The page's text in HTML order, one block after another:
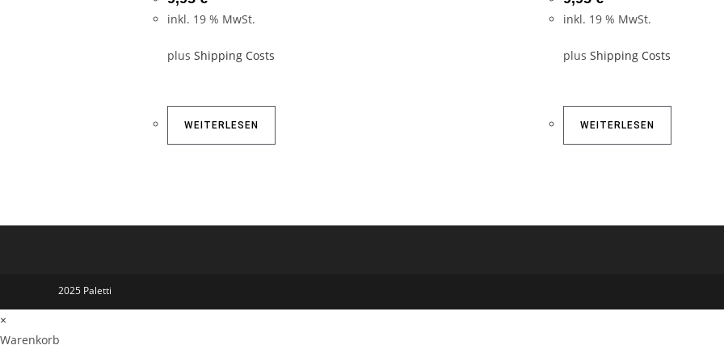
inkl. 19 % MwSt.
plus Shipping Costs
WEITERLESEN
inkl. 19 % MwSt.
plus Shipping Costs
WEITERLESEN
2025 Paletti
×
Warenkorb